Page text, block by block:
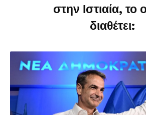
στην Ιστιαία, το
διαθέτει: